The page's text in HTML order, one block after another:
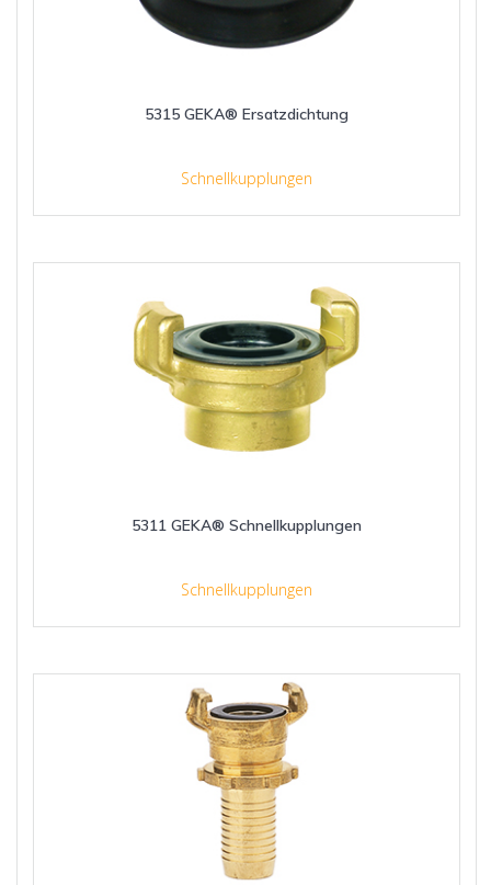
5315 GEKA® Ersatzdichtung
Schnellkupplungen
5311 GEKA® Schnellkupplungen
Schnellkupplungen